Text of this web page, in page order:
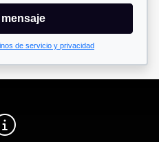
de servicio y privacidad